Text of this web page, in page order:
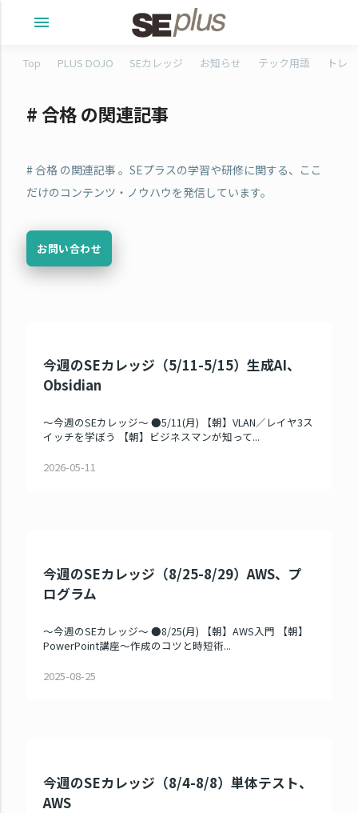
menu
Top PLUS DOJO SEカレッジ お知らせ テック用語 トレ
# 合格 の関連記事
# 合格 の関連記事 。SEプラスの学習や研修に関する、ここ
だけのコンテンツ・ノウハウを発信しています。
お問い合わせ
今週のSEカレッジ（5/11-5/15）生成AI、
Obsidian
～今週のSEカレッジ～ ●5/11(月) 【朝】VLAN／レイヤ3ス
イッチを学ぼう 【朝】ビジネスマンが知って...
2026-05-11
今週のSEカレッジ（8/25-8/29）AWS、プ
ログラム
～今週のSEカレッジ～ ●8/25(月) 【朝】AWS入門 【朝】
PowerPoint講座～作成のコツと時短術...
2025-08-25
今週のSEカレッジ（8/4-8/8）単体テスト、
AWS